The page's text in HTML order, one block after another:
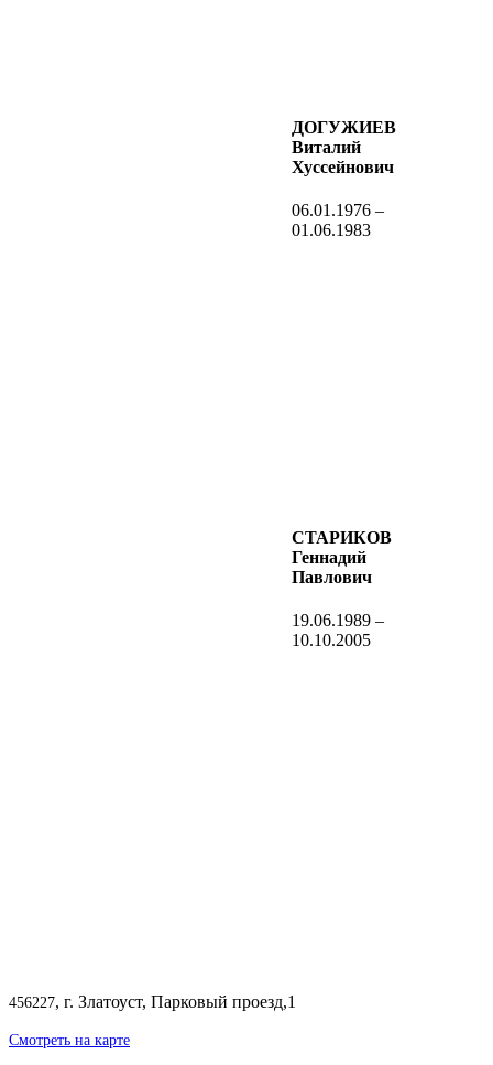
ДОГУЖИЕВ
Виталий
Хуссейнович
06.01.1976 –
01.06.1983
СТАРИКОВ
Геннадий
Павлович
19.06.1989 –
10.10.2005
456227, г. Златоуст, Парковый проезд,1
Смотреть на карте